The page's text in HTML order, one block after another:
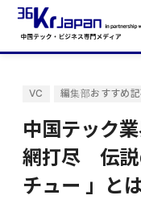
VC 編集部おすすめ
中国テック
網打尽 伝説
チュー 」と